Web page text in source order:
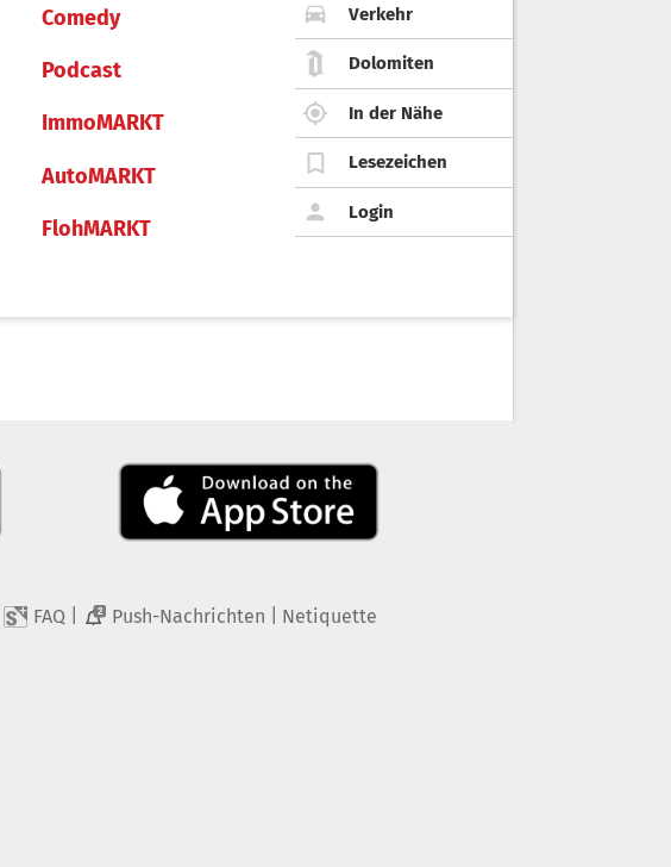
Comedy
Podcast
ImmoMARKT
AutoMARKT
FlohMARKT
Verkehr
Dolomiten
In der Nähe
Lesezeichen
Login
FAQ 2 Push-Nachrichten Netiquette